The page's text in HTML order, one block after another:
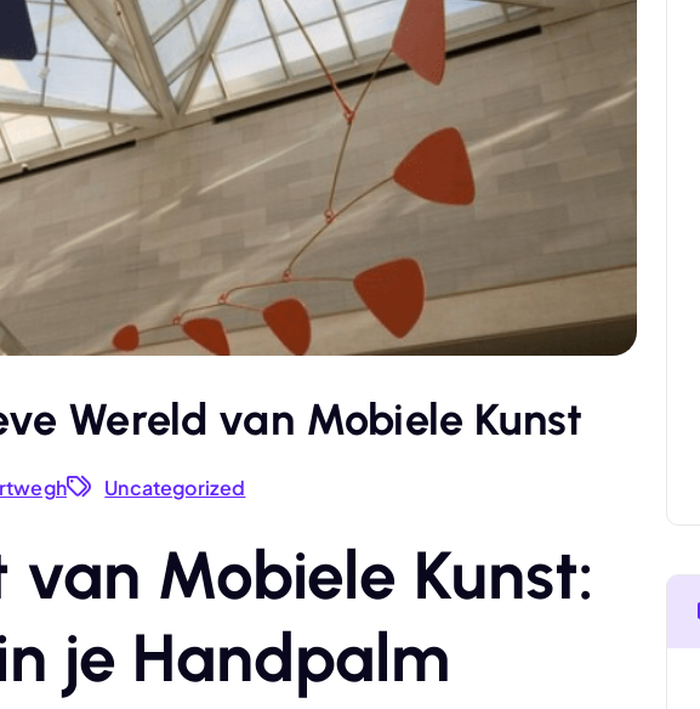
Wereld van Mobiele Kunst
Uncategorized
van Mobiele Kunst:
je Handpalm